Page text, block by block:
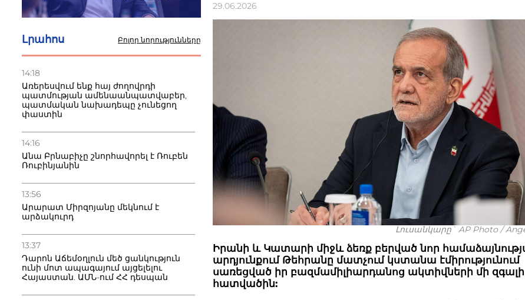
Լրահոս Բոլոր նորությունները
14:18
Առերեսվում ենք հայ ժողովրդի
պատմության ամենաանպատվաբեր,
պատմական նախադեպը չունեցող
փաստին
14:16
Անա Բրնաբիչը շնորհավորել է Ռուբեն
Ռուբինյանին
13:56
Արարատ Միրզոյանը մեկնում է
արձակուրդ
13:37
Դարոն Աճեմօղլուն մեծ ցանկություն
ունի մոտ ապագայում այցելելու
Հայաստան. ԱՄՆ-ում ՀՀ դեսպան
29.06.2026
Լուսանկարը` AP Photo /
Իրանի և Կատարի միջև ձեռք բերված նոր
արդյունքում Թեհրանը մատչում կստանա էմիրությունում
սառեցված իր բազմամիլիարդանոց ակտիվների մի զգալի
հատվածին: